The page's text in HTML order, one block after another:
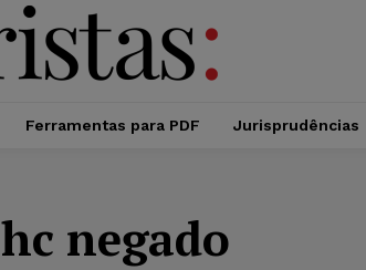
Ferramentas para PDF Jurisprudências
hc negado